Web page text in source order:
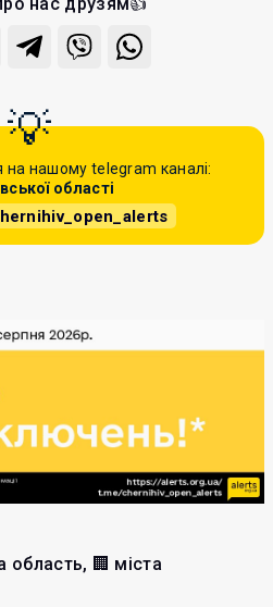
нашому telegram каналі:
області
область, 🏢 міста